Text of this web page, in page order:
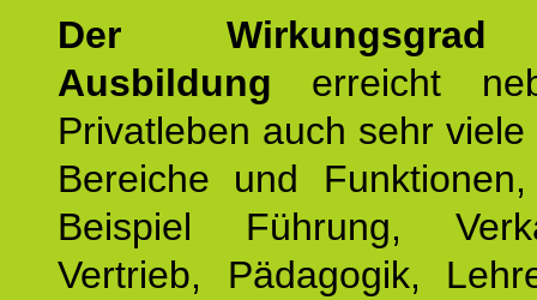
Der
Ausbildung erreicht
Privatleben auch sehr
Bereiche und
Beispiel Führung,
Vertrieb, Pädagogik,